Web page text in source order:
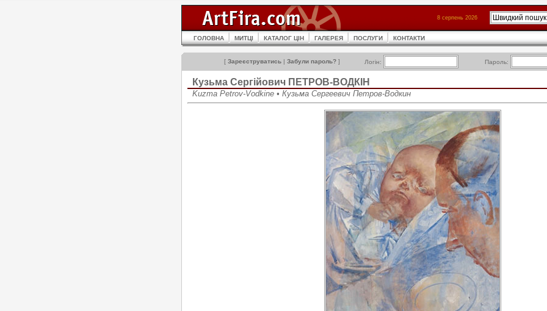
8 серпень 2026
ГОЛОВНА МИТЦІ КАТАЛОГ ЦІН ГАЛЕРЕЯ ПОСЛУГИ КОНТАКТИ
[ Зареєструватись | Забули пароль? ] Логін: Пароль:
Кузьма Сергійович ПЕТРОВ-ВОДКІН
Kuzma Petrov-Vodkine • Кузьма Сергеевич Петров-Водкин